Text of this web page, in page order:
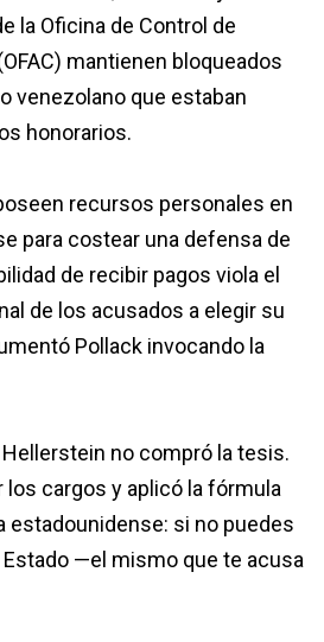
la Oficina de Control de
mantienen bloqueados
venezolano que estaban
honorarios.
recursos personales en
para costear una defensa de
de recibir pagos viola el
de los acusados a elegir su
Pollack invocando la
no compró la tesis.
cargos y aplicó la fórmula
estadounidense: si no puedes
Estado —el mismo que te acusa